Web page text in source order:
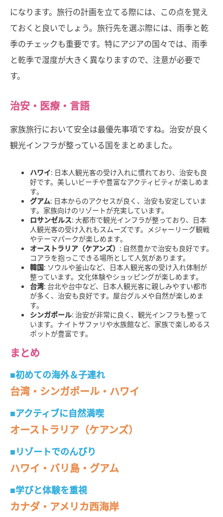
になります。旅行の計画を立てる際には、この点を覚え
ておくと良いでしょう。旅行先を選ぶ際には、雨季と乾
季のチェックも重要です。特にアジアの国々では、雨季
と乾季で湿度が大きく異なりますので、注意が必要で
す。
治安・医療・言語
家族旅行において安全は最優先事項ですね。治安が良く
観光インフラが整っている国をまとめました。
ハワイ: 日本人観光客の受け入れに慣れており、治安も良
好です。美しいビーチや豊富なアクティビティが楽しめま
す。
グアム: 日本からのアクセスが良く、治安も安定していま
す。家族向けのリゾートが充実しています。
ロサンゼルス: 大都市で観光インフラが整っており、日本
人観光客の受け入れもスムーズです。メジャーリーグ観戦
やテーマパークが楽しめます。
オーストラリア（ケアンズ） : 自然豊かで治安も良好です。
コアラを抱っこできる場所として人気があります。
韓国: ソウルや釜山など、日本人観光客の受け入れ体制が
整っています。文化体験やショッピングが楽しめます。
台湾: 台北や台中など、日本人観光客に親しみやすい都市
が多く、治安も良好です。屋台グルメや自然が楽しめま
す。
シンガポール: 治安が非常に良く、観光インフラも整って
います。ナイトサファリや水族館など、家族で楽しめるス
ポットが豊富です。
まとめ
■初めての海外＆子連れ
台湾・シンガポール・ハワイ
■アクティブに自然満喫
オーストラリア（ケアンズ）
■リゾートでのんびり
ハワイ・バリ島・グアム
■学びと体験を重視
カナダ・アメリカ西海岸